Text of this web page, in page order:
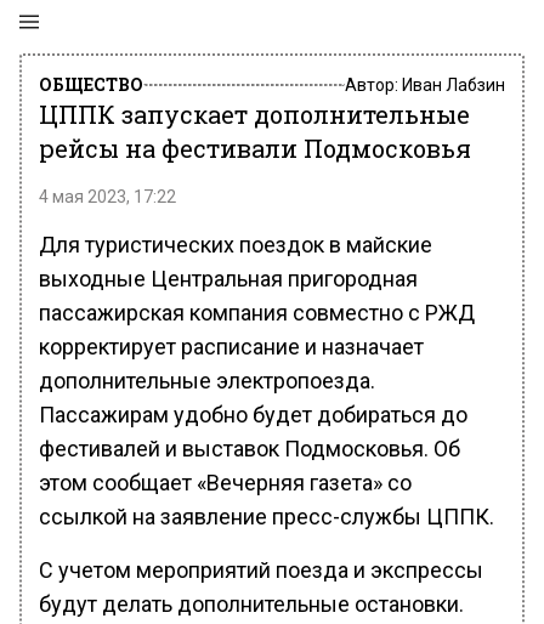
ОБЩЕСТВО Автор: Иван Лабзин
ЦППК запускает дополнительные
рейсы на фестивали Подмосковья
4 мая 2023, 17:22
Для туристических поездок в майские
выходные Центральная пригородная
пассажирская компания совместно с РЖД
корректирует расписание и назначает
дополнительные электропоезда.
Пассажирам удобно будет добираться до
фестивалей и выставок Подмосковья. Об
этом сообщает «Вечерняя газета» со
ссылкой на заявление пресс-службы ЦППК.
С учетом мероприятий поезда и экспрессы
будут делать дополнительные остановки.